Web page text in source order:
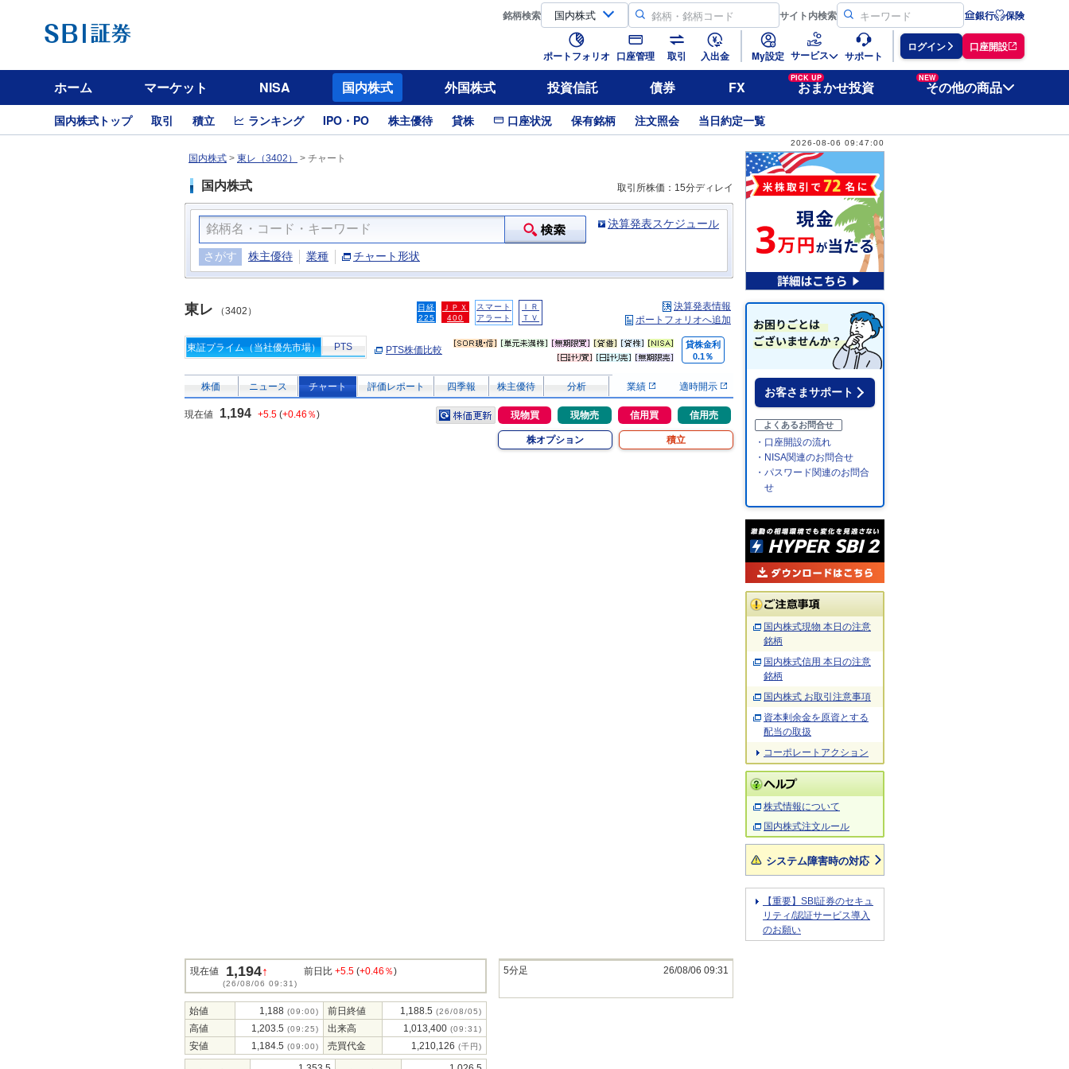
銘柄検索 サイト内検索 銀行 保険
ポートフォリオ 口座管理 取引 入出金 My設定 サービス サポート
ログイン 口座開設
ホーム マーケット NISA 国内株式 外国株式 投資信託 債券 FX
PICK UP
おまかせ投資
NEW
その他の商品
国内株式トップ 取引 積立 ランキング IPO・PO 株主優待 貸株 口座状況 保有銘柄 注文照会 当日約定一覧
2026-08-06 09:47:00
国内株式 > 東レ（3402） > チャート
国内株式 取引所株価：15分ディレイ
決算発表スケジュール
さがす 株主優待 業種 チャート形状
東レ （3402）
日経
225
ＪＰＸ
400
スマート
アラート
ＩＲ
ＴＶ
決算発表情報
ポートフォリオへ追加
東証プライム（当社優先市場） PTS PTS株価比較
貸株金利
0.1％
株価 ニュース チャート 評価レポート 四季報 株主優待 分析 業績 適時開示
現在値 1,194 +5.5 (+0.46％) 現物買 現物売 信用買 信用売
株オプション 積立
現在値 1,194↑
(26/08/06 09:31)
前日比 +5.5 (+0.46％)
始値 1,188 (09:00) 前日終値 1,188.5 (26/08/05)
高値 1,203.5 (09:25) 出来高 1,013,400 (09:31)
安値 1,184.5 (09:00) 売買代金 1,210,126 (千円)
5分足 26/08/06 09:31
お客さまサポート
よくあるお問合せ
・口座開設の流れ
・NISA関連のお問合せ
・パスワード関連のお問合
せ
国内株式現物 本日の注意
銘柄
国内株式信用 本日の注意
銘柄
国内株式 お取引注意事項
資本剰余金を原資とする
配当の取扱
コーポレートアクション
株式情報について
国内株式注文ルール
システム障害時の対応
【重要】SBI証券のセキュ
リティ/認証サービス導入
のお願い